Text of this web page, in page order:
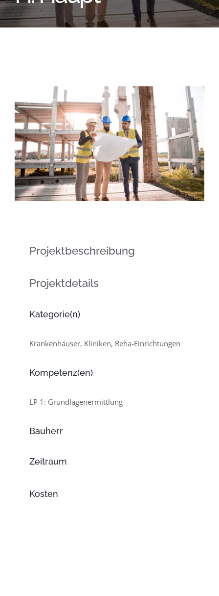
Projektbeschreibung
Projektdetails
Kategorie(n)
Krankenhäuser, Kliniken, Reha-Einrichtungen
Kompetenz(en)
LP 1: Grundlagenermittlung
Bauherr
Zeitraum
Kosten